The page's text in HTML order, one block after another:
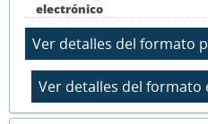
electrónico